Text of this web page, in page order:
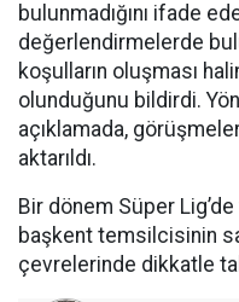
bulunmadığını ifade
değerlendirmelerde
koşulların oluşması
olunduğunu bildirdi.
açıklamada,
aktarıldı.
Bir dönem Süper
başkent temsilcisinin
çevrelerinde dikkatle